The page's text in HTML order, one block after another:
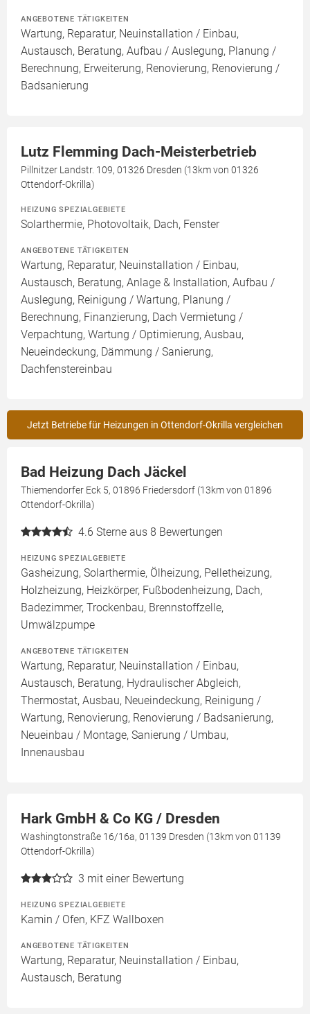
ANGEBOTENE TÄTIGKEITEN
Wartung, Reparatur, Neuinstallation / Einbau,
Austausch, Beratung, Aufbau / Auslegung, Planung /
Berechnung, Erweiterung, Renovierung, Renovierung /
Badsanierung
Lutz Flemming Dach-Meisterbetrieb
Pillnitzer Landstr. 109, 01326 Dresden (13km von 01326
Ottendorf-Okrilla)
HEIZUNG SPEZIALGEBIETE
Solarthermie, Photovoltaik, Dach, Fenster
ANGEBOTENE TÄTIGKEITEN
Wartung, Reparatur, Neuinstallation / Einbau,
Austausch, Beratung, Anlage & Installation, Aufbau /
Auslegung, Reinigung / Wartung, Planung /
Berechnung, Finanzierung, Dach Vermietung /
Verpachtung, Wartung / Optimierung, Ausbau,
Neueindeckung, Dämmung / Sanierung,
Dachfenstereinbau
Jetzt Betriebe für Heizungen in Ottendorf-Okrilla vergleichen
Bad Heizung Dach Jäckel
Thiemendorfer Eck 5, 01896 Friedersdorf (13km von 01896
Ottendorf-Okrilla)
4.6 Sterne aus 8 Bewertungen
HEIZUNG SPEZIALGEBIETE
Gasheizung, Solarthermie, Ölheizung, Pelletheizung,
Holzheizung, Heizkörper, Fußbodenheizung, Dach,
Badezimmer, Trockenbau, Brennstoffzelle,
Umwälzpumpe
ANGEBOTENE TÄTIGKEITEN
Wartung, Reparatur, Neuinstallation / Einbau,
Austausch, Beratung, Hydraulischer Abgleich,
Thermostat, Ausbau, Neueindeckung, Reinigung /
Wartung, Renovierung, Renovierung / Badsanierung,
Neueinbau / Montage, Sanierung / Umbau,
Innenausbau
Hark GmbH & Co KG / Dresden
Washingtonstraße 16/16a, 01139 Dresden (13km von 01139
Ottendorf-Okrilla)
3 mit einer Bewertung
HEIZUNG SPEZIALGEBIETE
Kamin / Ofen, KFZ Wallboxen
ANGEBOTENE TÄTIGKEITEN
Wartung, Reparatur, Neuinstallation / Einbau,
Austausch, Beratung